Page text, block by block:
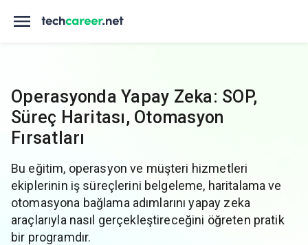
Operasyonda Yapay Zeka: SOP,
Süreç Haritası, Otomasyon
Fırsatları
Bu eğitim, operasyon ve müşteri hizmetleri
ekiplerinin iş süreçlerini belgeleme, haritalama ve
otomasyona bağlama adımlarını yapay zeka
araçlarıyla nasıl gerçekleştireceğini öğreten pratik
bir programdır.